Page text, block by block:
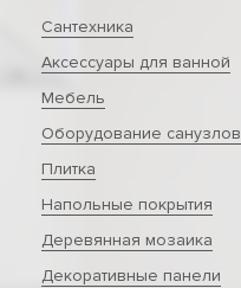
Сантехника
Аксессуары для ванной
Мебель
Оборудование санузлов
Плитка
Напольные покрытия
Деревянная мозаика
Декоративные панели